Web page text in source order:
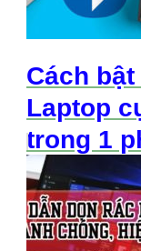
Cách
Laptop
trong 1